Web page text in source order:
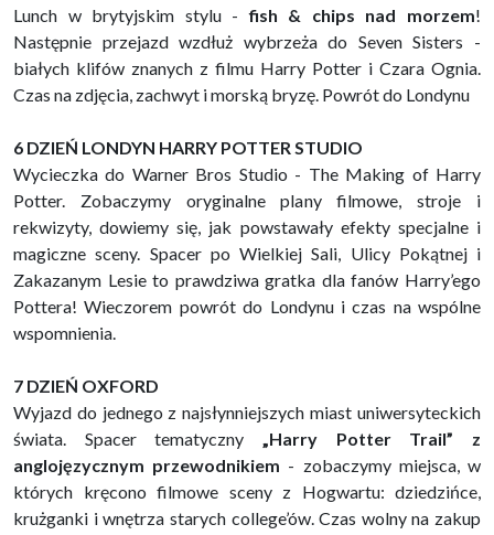
Lunch w brytyjskim stylu - fish & chips nad morzem!
Następnie przejazd wzdłuż wybrzeża do Seven Sisters -
białych klifów znanych z filmu Harry Potter i Czara Ognia.
Czas na zdjęcia, zachwyt i morską bryzę. Powrót do Londynu
6 DZIEŃ LONDYN HARRY POTTER STUDIO
Wycieczka do Warner Bros Studio - The Making of Harry
Potter. Zobaczymy oryginalne plany filmowe, stroje i
rekwizyty, dowiemy się, jak powstawały efekty specjalne i
magiczne sceny. Spacer po Wielkiej Sali, Ulicy Pokątnej i
Zakazanym Lesie to prawdziwa gratka dla fanów Harry’ego
Pottera! Wieczorem powrót do Londynu i czas na wspólne
wspomnienia.
7 DZIEŃ OXFORD
Wyjazd do jednego z najsłynniejszych miast uniwersyteckich
świata. Spacer tematyczny „Harry Potter Trail” z
anglojęzycznym przewodnikiem - zobaczymy miejsca, w
których kręcono filmowe sceny z Hogwartu: dziedzińce,
krużganki i wnętrza starych college’ów. Czas wolny na zakup